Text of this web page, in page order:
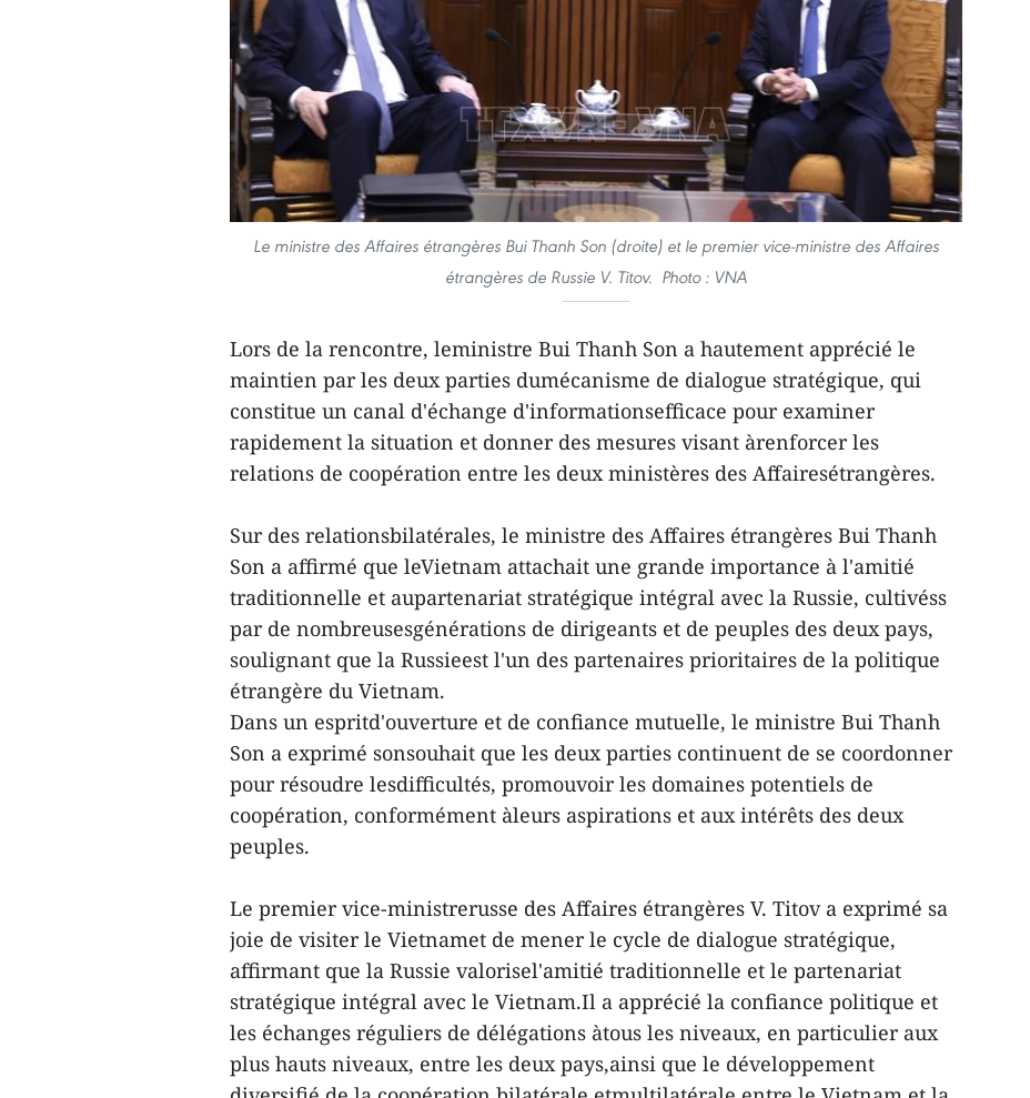
Le ministre des Affaires étrangères Bui Thanh Son (droite) et le premier vice-ministre des Affaires
étrangères de Russie V. Titov. Photo : VNA
Lors de la rencontre, leministre Bui Thanh Son a hautement apprécié le
maintien par les deux parties dumécanisme de dialogue stratégique, qui
constitue un canal d'échange d'informationsefficace pour examiner
rapidement la situation et donner des mesures visant àrenforcer les
relations de coopération entre les deux ministères des Affairesétrangères.
Sur des relationsbilatérales, le ministre des Affaires étrangères Bui Thanh
Son a affirmé que leVietnam attachait une grande importance à l'amitié
traditionnelle et aupartenariat stratégique intégral avec la Russie, cultivéss
par de nombreusesgénérations de dirigeants et de peuples des deux pays,
soulignant que la Russieest l'un des partenaires prioritaires de la politique
étrangère du Vietnam.
Dans un espritd'ouverture et de confiance mutuelle, le ministre Bui Thanh
Son a exprimé sonsouhait que les deux parties continuent de se coordonner
pour résoudre lesdifficultés, promouvoir les domaines potentiels de
coopération, conformément àleurs aspirations et aux intérêts des deux
peuples.
Le premier vice-ministrerusse des Affaires étrangères V. Titov a exprimé sa
joie de visiter le Vietnamet de mener le cycle de dialogue stratégique,
affirmant que la Russie valorisel'amitié traditionnelle et le partenariat
stratégique intégral avec le Vietnam.Il a apprécié la confiance politique et
les échanges réguliers de délégations àtous les niveaux, en particulier aux
plus hauts niveaux, entre les deux pays,ainsi que le développement